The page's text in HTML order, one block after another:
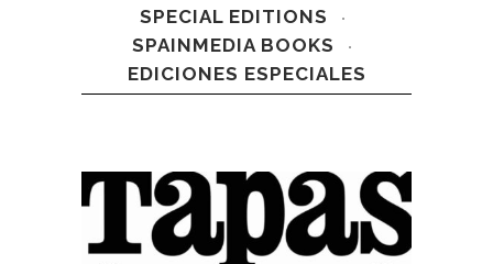
SPECIAL EDITIONS
SPAINMEDIA BOOKS
EDICIONES ESPECIALES